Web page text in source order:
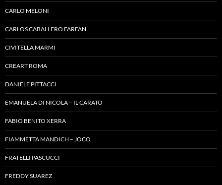
CARLO MELONI
CARLOS CABALLERO FARFAN
CIVITELLA MARMI
CREART ROMA
DANIELE PITTACCI
EMANUELA DI NICOLA – IL CARATO
FABIO BENITO XERRA
FIAMMETTA MANDICH – JOCO
FRATELLI PASCUCCI
FREDDY SUAREZ